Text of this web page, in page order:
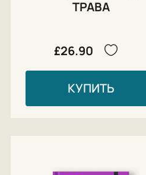
ТРАВА
£26.90
КУПИТЬ